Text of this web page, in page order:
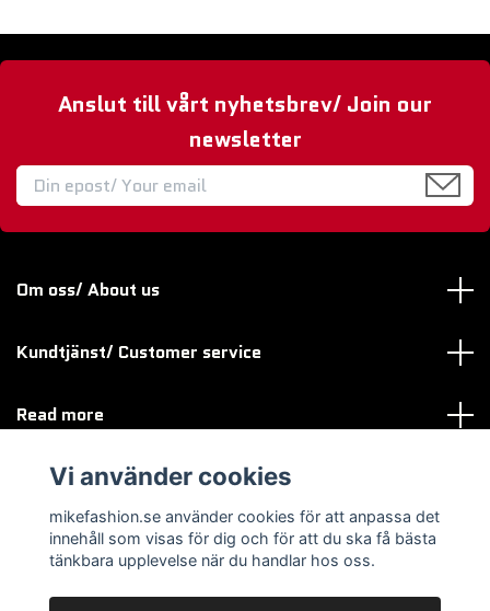
Anslut till vårt nyhetsbrev/ Join our
newsletter
Om oss/ About us
Kundtjänst/ Customer service
Read more
Sociala medier
Vi använder cookies
mikefashion.se använder cookies för att anpassa det
innehåll som visas för dig och för att du ska få bästa
tänkbara upplevelse när du handlar hos oss.